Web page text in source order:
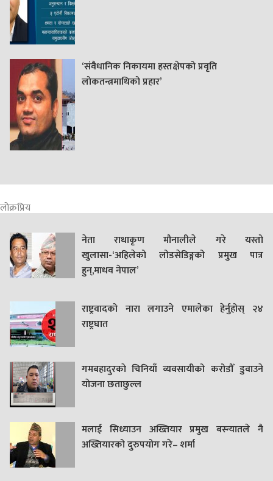
‘संवैधानिक निकायमा हस्तक्षेपको प्रवृति
लोकतन्त्रमाथिको प्रहार’
लोक्रप्रिय
नेता राधाकृण मौनालीले गरे यस्तो
खुलासा-‘अहिलेको लोडसेडिङ्गको प्रमुख पात्र
हुन्,माधव नेपाल’
राष्ट्रवादको नारा लगाउने एमालेका हेर्नुहोस् २४
राष्ट्रघात
गमबहादुरकाे चिनियाँ व्यवसायीको करोडौँ डुवाउने
याेजना छताछुल्ल
मलाई सिध्याउन अख्तियार प्रमुख बस्न्यातले नै
अख्तियारको दुरुपयोग गरे– शर्मा